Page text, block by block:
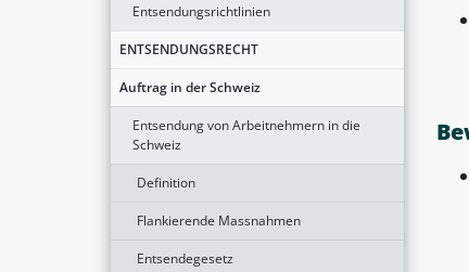
Entsendungsrichtlinien
ENTSENDUNGSRECHT
Auftrag in der Schweiz
Entsendung von Arbeitnehmern in die
Schweiz
Definition
Flankierende Massnahmen
Entsendegesetz